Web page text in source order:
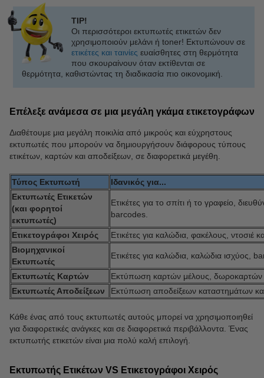
TIP!
Οι περισσότεροι εκτυπωτές ετικετών δεν
χρησιμοποιούν μελάνι ή toner! Εκτυπώνουν σε
ετικέτες και ταινίες ευαίσθητες στη θερμότητα
που σκουραίνουν όταν εκτίθενται σε
θερμότητα, καθιστώντας τη διαδικασία πιο οικονομική.
Επέλεξε ανάμεσα σε μια μεγάλη γκάμα ετικετογράφων
Διαθέτουμε μια μεγάλη ποικιλία από μικρούς και εύχρηστους
εκτυπωτές που μπορούν να δημιουργήσουν διάφορους τύπους
ετικέτων, καρτών και αποδείξεων, σε διαφορετικά μεγέθη.
Τύπος Εκτυπωτή
Ιδανικός για...
Εκτυπωτές Ετικετών
(και φορητοί
εκτυπωτές)
Ετικέτες για το σπίτι ή το γραφείο,
barcodes.
Ετικετογράφοι Χειρός
Ετικέτες για καλώδια, φακέλους, ντοσιέ
Βιομηχανικοί
Εκτυπωτές
Ετικέτες για καλώδια, καλώδια ισχύος,
Εκτυπωτές Καρτών
Εκτύπωση καρτών μέλους, δωροκαρτών
Εκτυπωτές Αποδείξεων
Εκτύπωση αποδείξεων καταστημάτων
Κάθε ένας από τους εκτυπωτές αυτούς μπορεί να χρησιμοποιηθεί
για διαφορετικές ανάγκες και σε διαφορετικά περιβάλλοντα. Ένας
εκτυπωτής ετικετών είναι μια πολύ καλή επιλογή.
Εκτυπωτής Ετικέτων VS Ετικετογράφοι Χειρός